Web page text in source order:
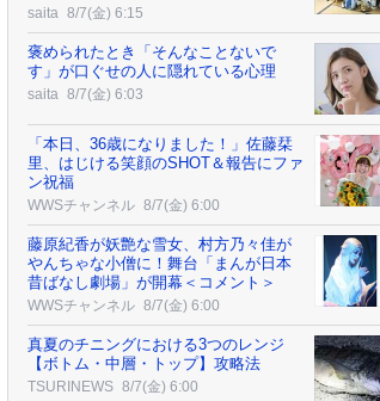
saita 8/7(金) 6:15
褒められたとき「そんなことないで
す」が口ぐせの人に隠れている心理
saita 8/7(金) 6:03
「本日、36歳になりました！」佐藤栞
里、はじける笑顔のSHOT＆報告にファ
ン祝福
WWSチャンネル 8/7(金) 6:00
藤原紀香が妖艶な雪女、村方乃々佳が
やんちゃな小僧に！舞台「まんが日本
昔ばなし劇場」が開幕＜コメント＞
WWSチャンネル 8/7(金) 6:00
真夏のチニングにおける3つのレンジ
【ボトム・中層・トップ】攻略法
TSURINEWS 8/7(金) 6:00